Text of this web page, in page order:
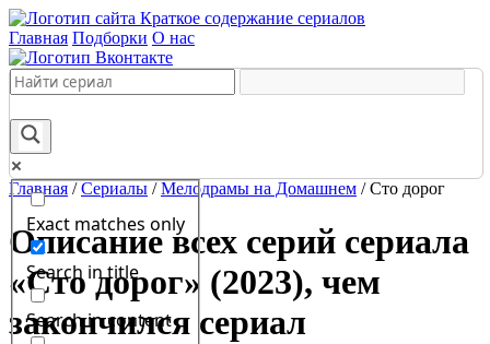
Краткое содержание сериалов
Главная Подборки О нас
Exact matches only
Search in title
Search in content
Главная /Сериалы /Мелодрамы на Домашнем /Сто дорог
Описание всех серий сериала
«Сто дорог» (2023), чем
закончился сериал